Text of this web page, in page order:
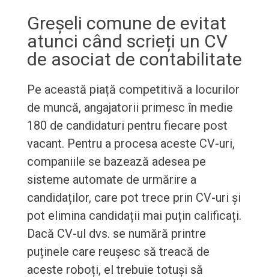
Greșeli comune de evitat
atunci când scrieți un CV
de asociat de contabilitate
Pe această piață competitivă a locurilor
de muncă, angajatorii primesc în medie
180 de candidaturi pentru fiecare post
vacant. Pentru a procesa aceste CV-uri,
companiile se bazează adesea pe
sisteme automate de urmărire a
candidaților, care pot trece prin CV-uri și
pot elimina candidații mai puțin calificați.
Dacă CV-ul dvs. se numără printre
puținele care reușesc să treacă de
aceste roboți, el trebuie totuși să